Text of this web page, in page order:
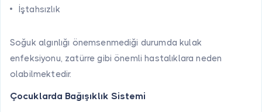
İştahsızlık
Soğuk algınlığı önemsenmediği durumda kulak
enfeksiyonu, zatürre gibi önemli hastalıklara neden
olabilmektedir.
Çocuklarda Bağışıklık Sistemi